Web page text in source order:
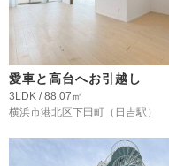
愛車と高台へお引越し
3LDK / 88.07㎡
横浜市港北区下田町 （日吉駅）